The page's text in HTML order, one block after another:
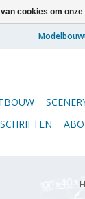
cookies om